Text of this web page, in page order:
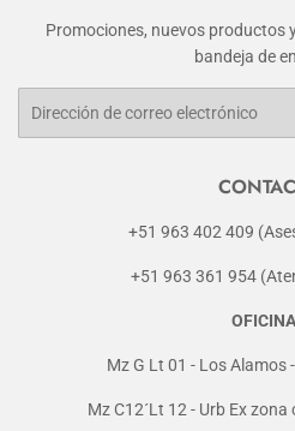
Promociones, nuevos productos
bandeja de
+51 963 402 409
+51 963 361 954
Mz G Lt 01 - Los Alamos
Mz C12´Lt 12 - Urb Ex